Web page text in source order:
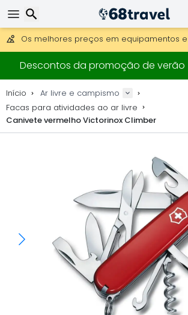
Overnight DHL Express também disponível.
30 dias para devolução, 90 dias para
Os melhores preços em equipamentos e
Descontos da promoção de verão
Início
Ar livre e campismo
Facas para atividades ao ar livre
Canivete vermelho Victorinox Climber
Pesquisar
Pesquisar